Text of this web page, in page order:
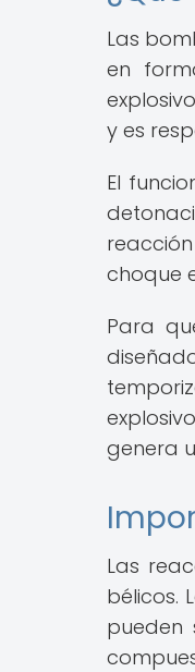
Las
en
y es
El
choque
Para
genera
Las
bélicos.
pueden